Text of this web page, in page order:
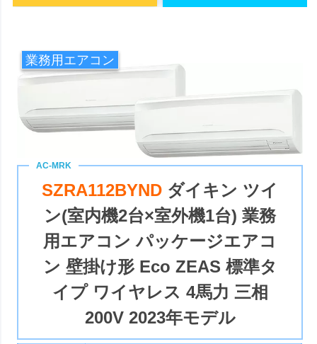
業務用エアコン
SZRA112BYND ダイキン ツイ
ン(室内機2台×室外機1台) 業務
用エアコン パッケージエアコ
ン 壁掛け形 Eco ZEAS 標準タ
イプ ワイヤレス 4馬力 三相
200V 2023年モデル